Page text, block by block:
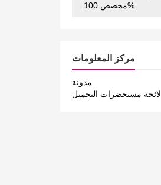
مخصص 100%
مركز المعلومات
مدونة
لائحة مستحضرات التجميل